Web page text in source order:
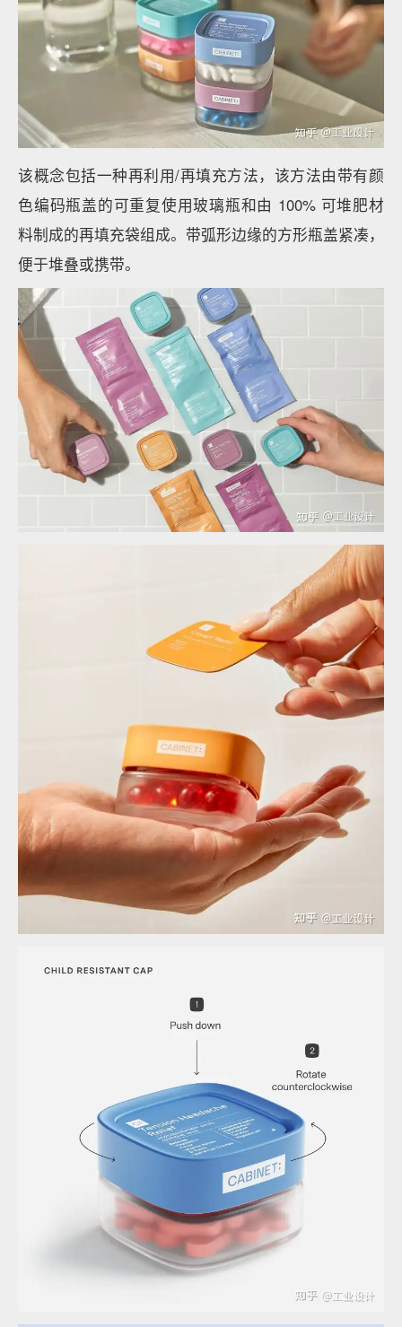
该概念包括一种再利用/再填充方法，该方法由带有颜
色编码瓶盖的可重复使用玻璃瓶和由 100% 可堆肥材
料制成的再填充袋组成。带弧形边缘的方形瓶盖紧凑，
便于堆叠或携带。